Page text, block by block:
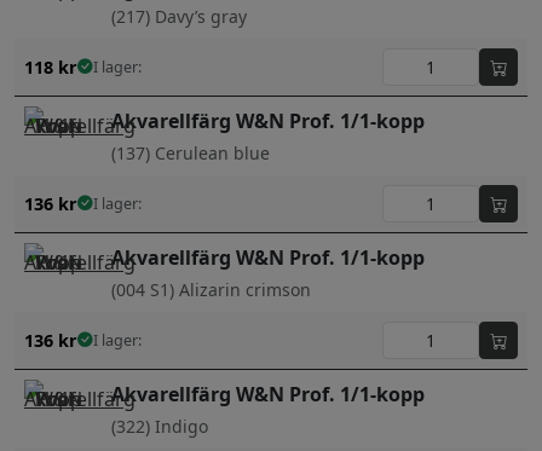
(217) Davy’s gray
118 kr I lager:
Akvarellfärg W&N Prof. 1/1-kopp
(137) Cerulean blue
136 kr I lager:
Akvarellfärg W&N Prof. 1/1-kopp
(004 S1) Alizarin crimson
136 kr I lager:
Akvarellfärg W&N Prof. 1/1-kopp
(322) Indigo